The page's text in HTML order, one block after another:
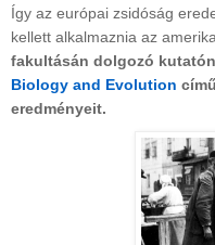
Így az európai zsidóság
kellett alkalmaznia az
fakultásán dolgozó
Biology and Evolution
eredményeit.